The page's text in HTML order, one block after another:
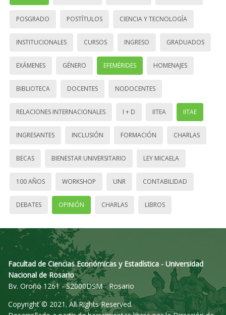
POSGRADO POSTÍTULOS CIENCIA Y TECNOLOGÍA
INSTITUCIONALES CURSOS INGRESO GRADUADOS
EXÁMENES GÉNERO EFEMÉRIDES HOMENAJES
BIBLIOTECA DOCENTES NODOCENTES
RELACIONES INTERNACIONALES I + D IITEA IITAE
INGRESANTES INCLUSIÓN FORMACIÓN CHARLAS
BECAS BIENESTAR UNIVERSITARIO LEY MICAELA
100 AÑOS WORKSHOP UNR CONTABILIDAD
DEBATES OPINIÓN CHARLAS LIBROS
Facultad de Ciencias Económicas y Estadística - Universidad
Nacional de Rosario
Bv. Oroño 1261 - S2000DSM - Rosario
Copyright © 2021. All Rights Reserved.